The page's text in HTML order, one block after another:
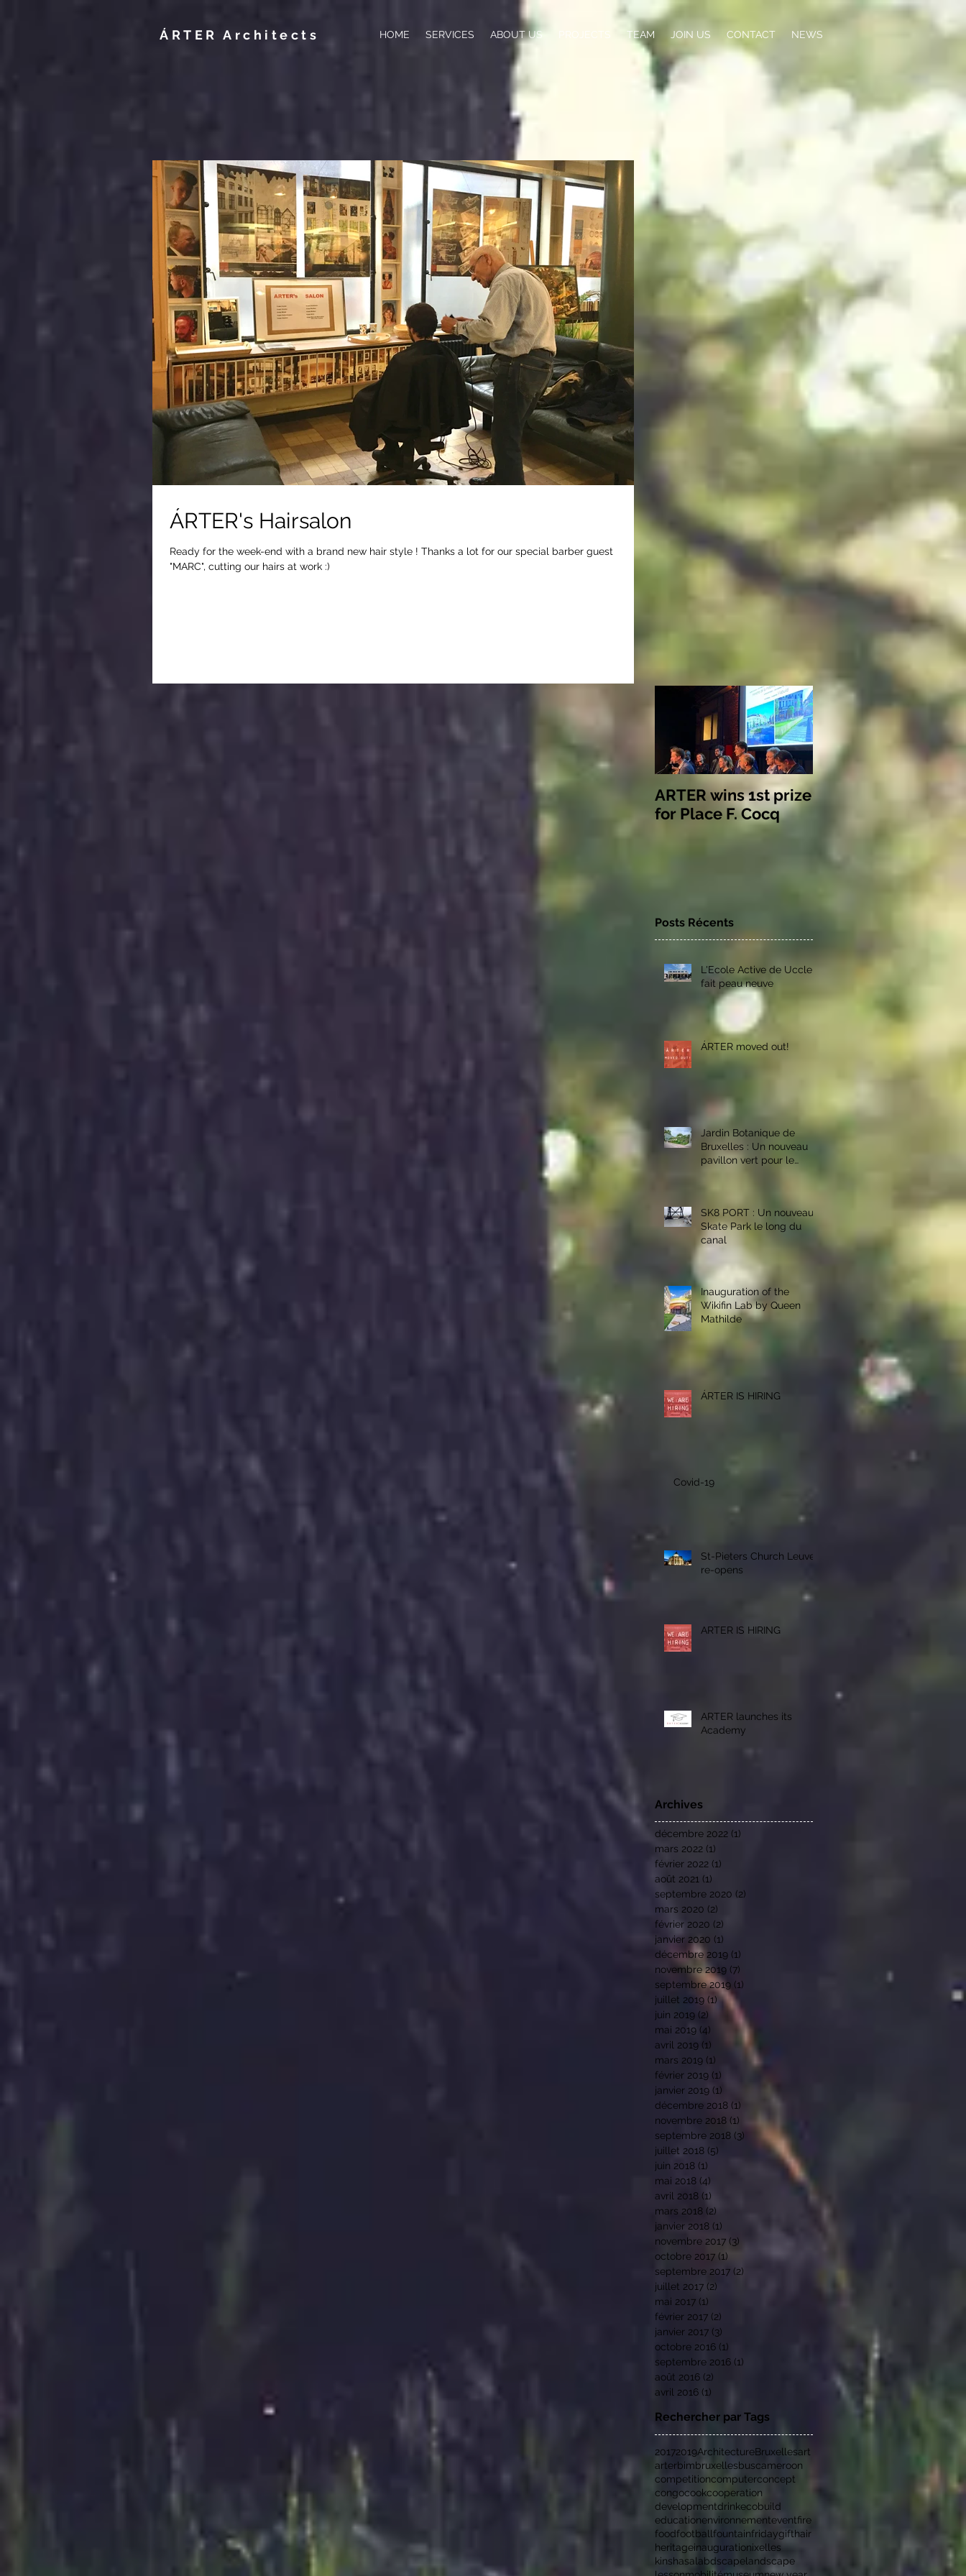
ÁRTER Architects HOME SERVICES ABOUT US PROJECTS TEAM JOIN US CONTACT NEWS
ÁRTER's Hairsalon
Ready for the week-end with a brand new hair style ! Thanks a lot for our special barber guest
"MARC", cutting our hairs at work :)
ARTER wins 1st prize
for Place F. Cocq
Posts Récents
L'Ecole Active de Uccle
fait peau neuve
ÁRTER moved out!
Jardin Botanique de
Bruxelles : Un nouveau
pavillon vert pour le
SK8 PORT : Un nouveau
Skate Park le long du
canal
Inauguration of the
Wikifin Lab by Queen
Mathilde
ÁRTER IS HIRING
Covid-19
St-Pieters Church Leuven
re-opens
ARTER IS HIRING
ARTER launches its
Academy
Archives
décembre 2022 (1)
mars 2022 (1)
février 2022 (1)
août 2021 (1)
septembre 2020 (2)
mars 2020 (2)
février 2020 (2)
janvier 2020 (1)
décembre 2019 (1)
novembre 2019 (7)
septembre 2019 (1)
juillet 2019 (1) 1 post
juin 2019 (2) 2 posts
mai 2019 (4) 4 posts
avril 2019 (1)
mars 2019 (1)
février 2019 (1)
janvier 2019 (1)
décembre 2018 (1)
novembre 2018 (1) 1 post
septembre 2018 (3) 3 posts
juillet 2018 (5)
juin 2018 (1)
mai 2018 (4)
avril 2018 (1)
mars 2018 (2)
janvier 2018 (1)
novembre 2017 (3)
octobre 2017 (1)
septembre 2017 (2)
juillet 2017 (2)
mai 2017 (1)
février 2017 (2)
janvier 2017 (3)
octobre 2016 (1)
septembre 2016 (1)
août 2016 (2)
avril 2016 (1)
Rechercher par Tags
20172019ArchitectureBruxellesart
arterbimbruxellesbuscameroon
competitioncomputerconcept
congocookcooperation
developmentdrinkecobuild
educationenvironnementeventfire
foodfootballfountainfridaygifthair
heritageinaugurationixelles
kinshasalabdscapelandscape